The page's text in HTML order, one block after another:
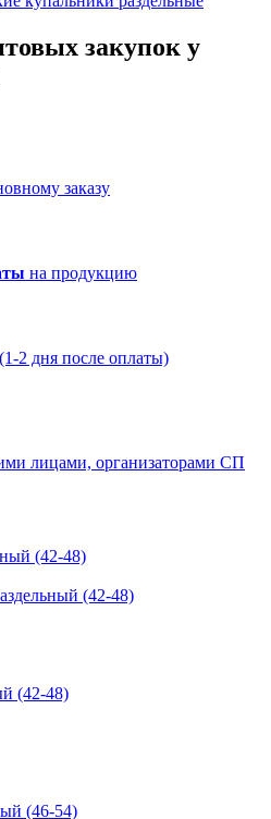
закупок у
заказу
на продукцию
(1-2 дня после оплаты)
лицами, организаторами СП
(42-48)
(42-48)